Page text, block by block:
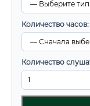
Количество часов:
Количество